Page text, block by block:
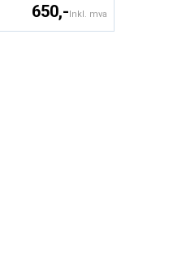
650,-Inkl. mva